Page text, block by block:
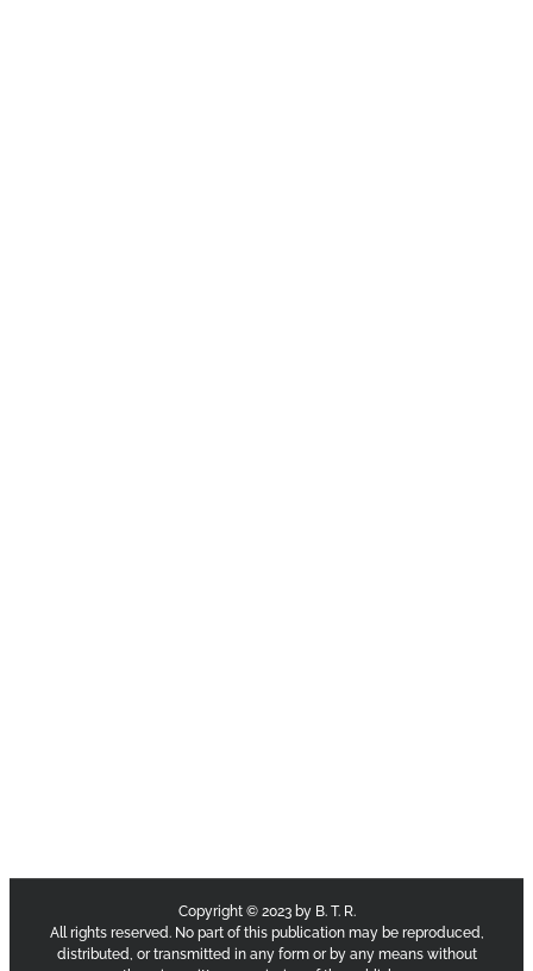
Copyright © 2023 by B. T. R.
All rights reserved. No part of this publication may be reproduced,
distributed, or transmitted in any form or by any means without